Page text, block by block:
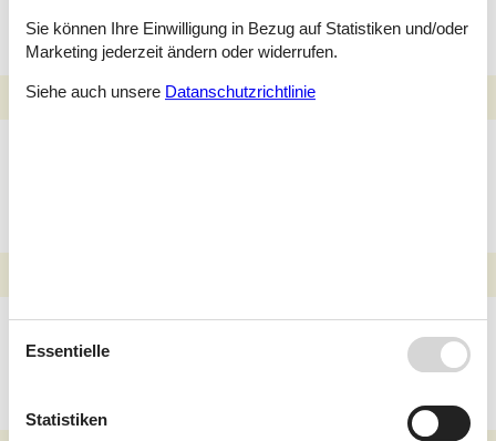
Familien Ferienhäuser
Knudsker für Ihren
Sie können Ihre Einwilligung in Bezug auf Statistiken und/oder
Marketing jederzeit ändern oder widerrufen.
Siehe auch unsere Datanschutzrichtlinie
Essentielle
Statistiken